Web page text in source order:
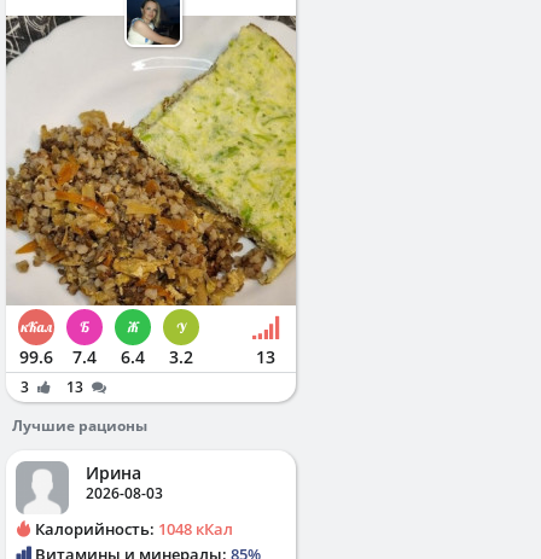
99.6 7.4 6.4 3.2 13
3
13
Лучшие рационы
Ирина
2026-08-03
Калорийность: 1048 кКал
Витамины и минералы: 85%